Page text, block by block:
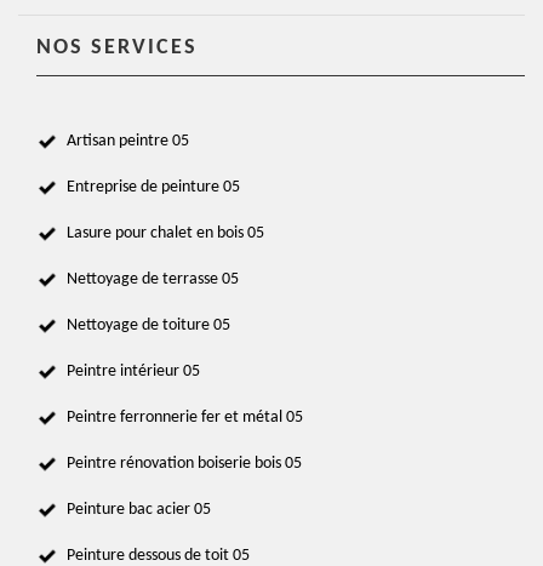
NOS SERVICES
Artisan peintre 05
Entreprise de peinture 05
Lasure pour chalet en bois 05
Nettoyage de terrasse 05
Nettoyage de toiture 05
Peintre intérieur 05
Peintre ferronnerie fer et métal 05
Peintre rénovation boiserie bois 05
Peinture bac acier 05
Peinture dessous de toit 05